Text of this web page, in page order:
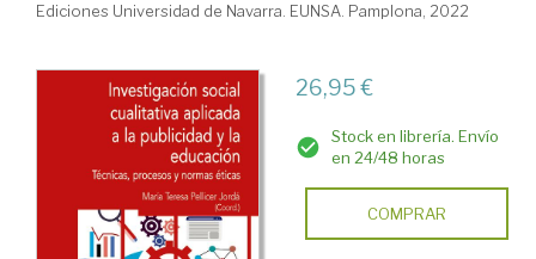
Ediciones Universidad de Navarra. EUNSA. Pamplona, 2022
26,95 €
Stock en librería. Envío
en 24/48 horas
COMPRAR